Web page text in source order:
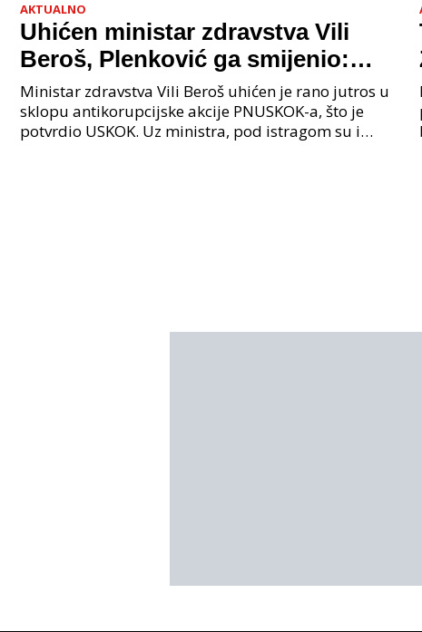
AKTUALNO
Uhićen ministar zdravstva Vili
Beroš, Plenković ga smijenio:
Istraga USKOK-a zbog korupcije
Ministar zdravstva Vili Beroš uhićen je rano jutros u
sklopu antikorupcijske akcije PNUSKOK-a, što je
potvrdio USKOK. Uz ministra, pod istragom su i